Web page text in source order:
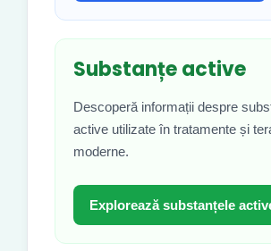
Substanțe active
Descoperă informații despre
active utilizate în tratamente și
moderne.
Explorează substanțele